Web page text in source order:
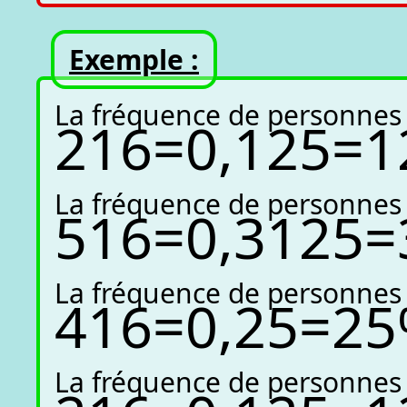
Exemple :
La fréquence de
216=0,125=
La fréquence de
516=0,3125=
La fréquence de
416=0,25=25
La fréquence de